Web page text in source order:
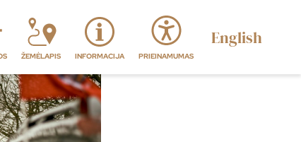
ŽEMĖLAPIS INFORMACIJA PRIEINAMUMAS
English